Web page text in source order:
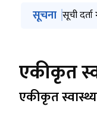
मुख्य नेभिगेसनमा
सूचना सूची
Annual
एकीकृत
एकीकृत स्वास्थ्य